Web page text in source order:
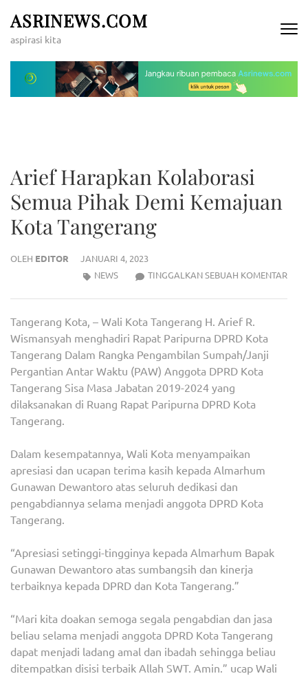
ke
konten
Enter)
ASRINEWS.COM
aspirasi kita
Arief Harapkan Kolaborasi
Semua Pihak Demi Kemajuan
Kota Tangerang
OLEH EDITOR
JANUARI 4, 2023
TINGGALKAN SEBUAH KOMENTAR
NEWS
Tangerang Kota, – Wali Kota Tangerang H. Arief R.
Wismansyah menghadiri Rapat Paripurna DPRD Kota
Tangerang Dalam Rangka Pengambilan Sumpah/Janji
Pergantian Antar Waktu (PAW) Anggota DPRD Kota
Tangerang Sisa Masa Jabatan 2019-2024 yang
dilaksanakan di Ruang Rapat Paripurna DPRD Kota
Tangerang.
Dalam kesempatannya, Wali Kota menyampaikan
apresiasi dan ucapan terima kasih kepada Almarhum
Gunawan Dewantoro atas seluruh dedikasi dan
pengabdiannya selama menjadi anggota DPRD Kota
Tangerang.
“Apresiasi setinggi-tingginya kepada Almarhum Bapak
Gunawan Dewantoro atas sumbangsih dan kinerja
terbaiknya kepada DPRD dan Kota Tangerang.”
“Mari kita doakan semoga segala pengabdian dan jasa
beliau selama menjadi anggota DPRD Kota Tangerang
dapat menjadi ladang amal dan ibadah sehingga beliau
ditempatkan disisi terbaik Allah SWT. Amin.” ucap Wali